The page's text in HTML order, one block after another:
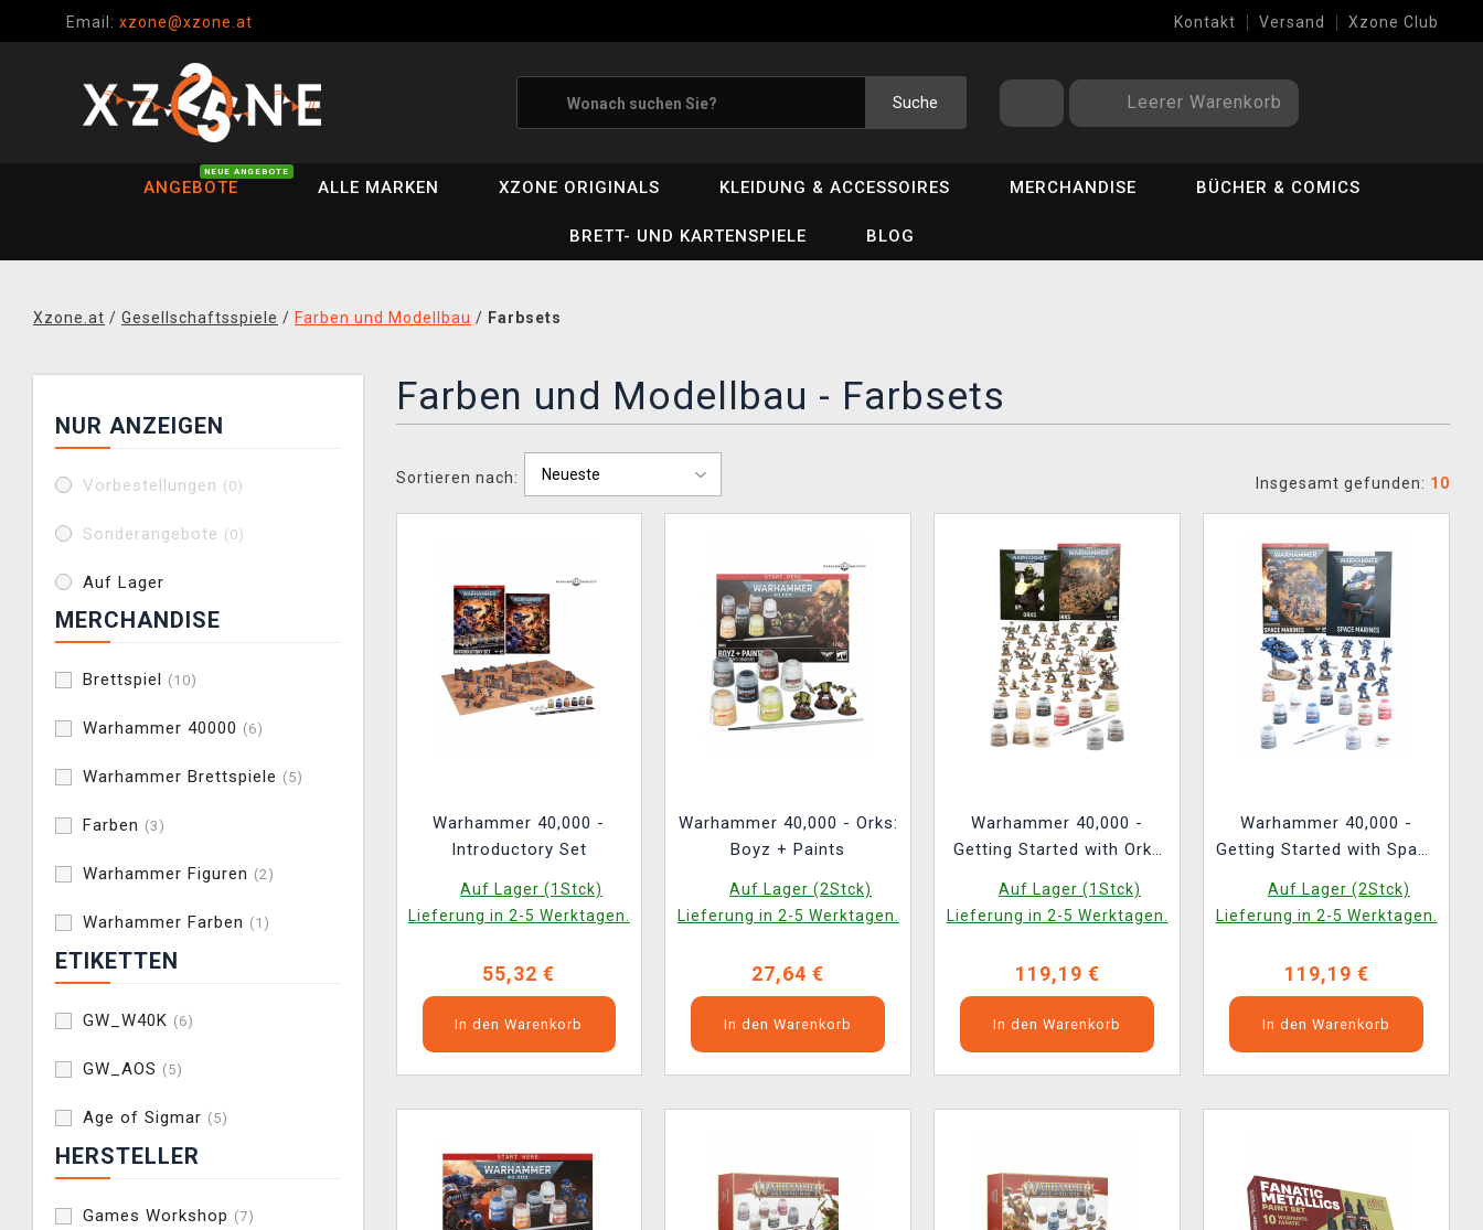
Email: xzone@xzone.at Kontakt Versand Xzone Club
Suche Leerer Warenkorb
ANGEBOTE
NEUE ANGEBOTE
ALLE MARKEN XZONE ORIGINALS KLEIDUNG & ACCESSOIRES MERCHANDISE BÜCHER & COMICS
BRETT- UND KARTENSPIELE BLOG
Xzone.at / Gesellschaftsspiele / Farben und Modellbau / Farbsets
NUR ANZEIGEN
Vorbestellungen (0)
Sonderangebote (0)
Auf Lager
MERCHANDISE
Brettspiel (10)
Warhammer 40000 (6)
Warhammer Brettspiele (5)
Farben (3)
Warhammer Figuren (2)
Warhammer Farben (1)
ETIKETTEN
GW_W40K (6)
GW_AOS (5)
Age of Sigmar (5)
HERSTELLER
Games Workshop (7)
Farben und Modellbau - Farbsets
Sortieren nach: Insgesamt gefunden: 10
Warhammer 40,000 -
Introductory Set
Auf Lager (1Stck)
Lieferung in 2-5 Werktagen.
55,32 €
In den Warenkorb
Warhammer 40,000 - Orks:
Boyz + Paints
Auf Lager (2Stck)
Lieferung in 2-5 Werktagen.
27,64 €
In den Warenkorb
Warhammer 40,000 -
Getting Started with Orks
Auf Lager (1Stck)
Lieferung in 2-5 Werktagen.
119,19 €
In den Warenkorb
Warhammer 40,000 -
Getting Started with Space
Auf Lager (2Stck)
Lieferung in 2-5 Werktagen.
119,19 €
In den Warenkorb